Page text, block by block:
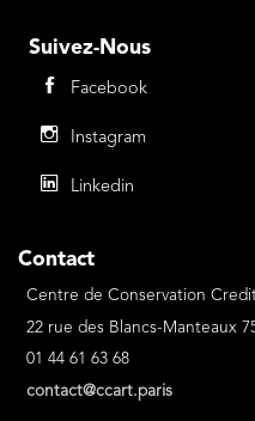
Suivez-Nous
Facebook
Instagram
Linkedin
Contact
Centre de Conservation
22 rue des Blancs-Manteaux
01 44 61 63 68
contact@ccart.paris